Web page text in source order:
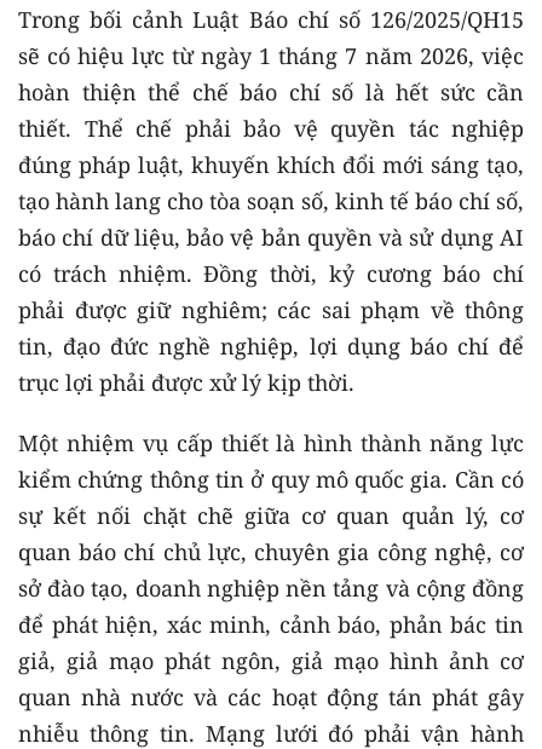
Trong bối cảnh Luật Báo chí số 126/2025/QH15
sẽ có hiệu lực từ ngày 1 tháng 7 năm 2026, việc
hoàn thiện thể chế báo chí số là hết sức cần
thiết. Thể chế phải bảo vệ quyền tác nghiệp
đúng pháp luật, khuyến khích đổi mới sáng tạo,
tạo hành lang cho tòa soạn số, kinh tế báo chí số,
báo chí dữ liệu, bảo vệ bản quyền và sử dụng AI
có trách nhiệm. Đồng thời, kỷ cương báo chí
phải được giữ nghiêm; các sai phạm về thông
tin, đạo đức nghề nghiệp, lợi dụng báo chí để
trục lợi phải được xử lý kịp thời.
Một nhiệm vụ cấp thiết là hình thành năng lực
kiểm chứng thông tin ở quy mô quốc gia. Cần có
sự kết nối chặt chẽ giữa cơ quan quản lý, cơ
quan báo chí chủ lực, chuyên gia công nghệ, cơ
sở đào tạo, doanh nghiệp nền tảng và cộng đồng
để phát hiện, xác minh, cảnh báo, phản bác tin
giả, giả mạo phát ngôn, giả mạo hình ảnh cơ
quan nhà nước và các hoạt động tán phát gây
nhiễu thông tin. Mạng lưới đó phải vận hành